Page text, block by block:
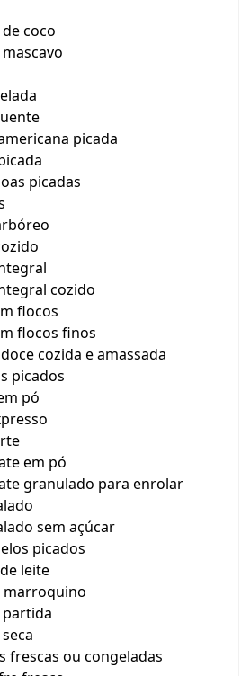
coco
picada
picadas
cozido
flocos
flocos finos
cozida e amassada
picados
pó
em pó
granulado para enrolar
sem açúcar
picados
leite
marroquino
partida
frescas ou congeladas